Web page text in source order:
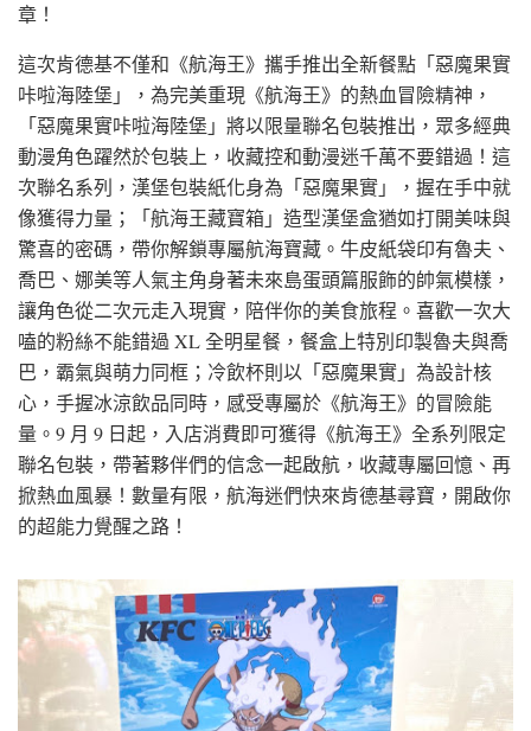
章！
這次肯德基不僅和《航海王》攜手推出全新餐點「惡魔果實
咔啦海陸堡」，為完美重現《航海王》的熱血冒險精神，
「惡魔果實咔啦海陸堡」將以限量聯名包裝推出，眾多經典
動漫角色躍然於包裝上，收藏控和動漫迷千萬不要錯過！這
次聯名系列，漢堡包裝紙化身為「惡魔果實」，握在手中就
像獲得力量；「航海王藏寶箱」造型漢堡盒猶如打開美味與
驚喜的密碼，帶你解鎖專屬航海寶藏。牛皮紙袋印有魯夫、
喬巴、娜美等人氣主角身著未來島蛋頭篇服飾的帥氣模樣，
讓角色從二次元走入現實，陪伴你的美食旅程。喜歡一次大
嗑的粉絲不能錯過 XL 全明星餐，餐盒上特別印製魯夫與喬
巴，霸氣與萌力同框；冷飲杯則以「惡魔果實」為設計核
心，手握冰涼飲品同時，感受專屬於《航海王》的冒險能
量。9 月 9 日起，入店消費即可獲得《航海王》全系列限定
聯名包裝，帶著夥伴們的信念一起啟航，收藏專屬回憶、再
掀熱血風暴！數量有限，航海迷們快來肯德基尋寶，開啟你
的超能力覺醒之路！